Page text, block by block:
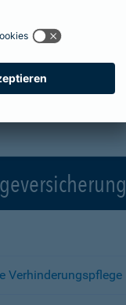
Verhinderungspflege